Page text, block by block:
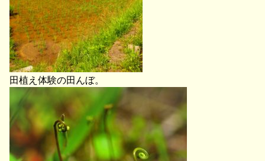
田植え体験の田んぼ。